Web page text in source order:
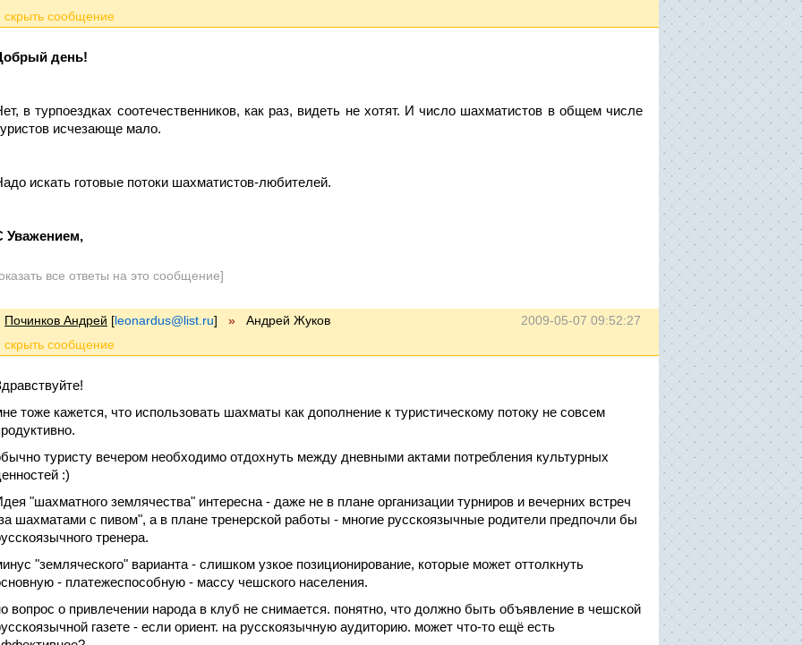
день!
в турпоездках соотечественников, как раз, видеть не хотят. И число шахматистов в общем числе
исчезающе мало.
искать готовые потоки шахматистов-любителей.
Уважением,
все ответы на это сообщение]
2009-05-07 09:52:27
Починков Андрей [leonardus@list.ru] » Андрей Жуков
тоже кажется, что использовать шахматы как дополнение к туристическому потоку не совсем
туристу вечером необходимо отдохнуть между дневными актами потребления культурных
:)
"шахматного землячества" интересна - даже не в плане организации турниров и вечерних встреч
шахматами с пивом", а в плане тренерской работы - многие русскоязычные родители предпочли бы
тренера.
"земляческого" варианта - слишком узкое позиционирование, которые может оттолкнуть
- платежеспособную - массу чешского населения.
вопрос о привлечении народа в клуб не снимается. понятно, что должно быть объявление в чешской
газете - если ориент. на русскоязычную аудиторию. может что-то ещё есть